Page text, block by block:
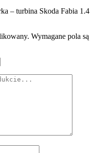
– turbina Skoda Fabia 1.4
Wymagane pola są